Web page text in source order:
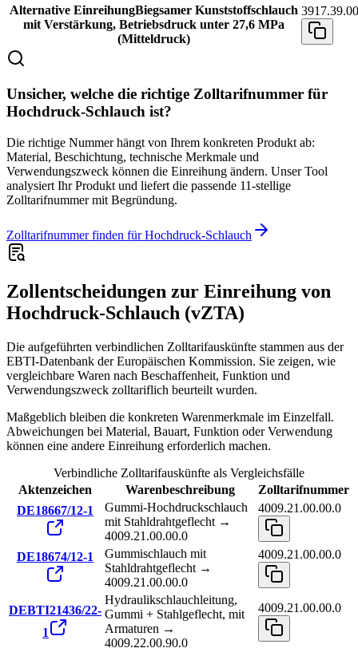
Alternative EinreihungBiegsamer Kunststoffschlauch
mit Verstärkung, Betriebsdruck unter 27,6 MPa
(Mitteldruck)
Unsicher, welche die richtige Zolltarifnummer für
Hochdruck-Schlauch ist?
Die richtige Nummer hängt von Ihrem konkreten Produkt ab:
Material, Beschichtung, technische Merkmale und
Verwendungszweck können die Einreihung ändern. Unser Tool
analysiert Ihr Produkt und liefert die passende 11-stellige
Zolltarifnummer mit Begründung.
Zolltarifnummer finden für Hochdruck-Schlauch
Zollentscheidungen zur Einreihung von
Hochdruck-Schlauch (vZTA)
Die aufgeführten verbindlichen Zolltarifauskünfte stammen aus der
EBTI-Datenbank der Europäischen Kommission. Sie zeigen, wie
vergleichbare Waren nach Beschaffenheit, Funktion und
Verwendungszweck zolltariflich beurteilt wurden.
Maßgeblich bleiben die konkreten Warenmerkmale im Einzelfall.
Abweichungen bei Material, Bauart, Funktion oder Verwendung
können eine andere Einreihung erforderlich machen.
Verbindliche Zolltarifauskünfte als Vergleichsfälle
Aktenzeichen
Warenbeschreibung
Zolltarifnummer
DE18667/12-1
Gummi-Hochdruckschlauch
mit Stahldrahtgeflecht →
4009.21.00.00.0
4009.21.00.00.0
DE18674/12-1
Gummischlauch mit
Stahldrahtgeflecht →
4009.21.00.00.0
4009.21.00.00.0
DEBTI21436/22-
1
Hydraulikschlauchleitung,
Gummi + Stahlgeflecht, mit
Armaturen →
4009.22.00.90.0
4009.21.00.00.0